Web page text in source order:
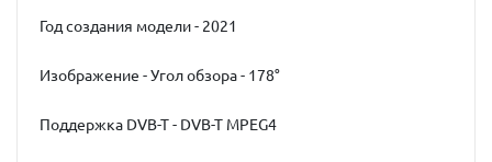
Год создания модели - 2021
Изображение - Угол обзора - 178°
Поддержка DVB-T - DVB-T MPEG4